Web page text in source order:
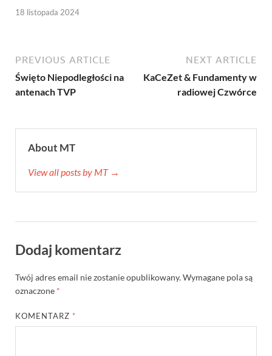
18 listopada 2024
PREVIOUS ARTICLE
Święto Niepodległości na
antenach TVP
NEXT ARTICLE
KaCeZet & Fundamenty w
radiowej Czwórce
About MT
View all posts by MT →
Dodaj komentarz
Twój adres email nie zostanie opublikowany.Wymagane pola są
oznaczone *
KOMENTARZ *